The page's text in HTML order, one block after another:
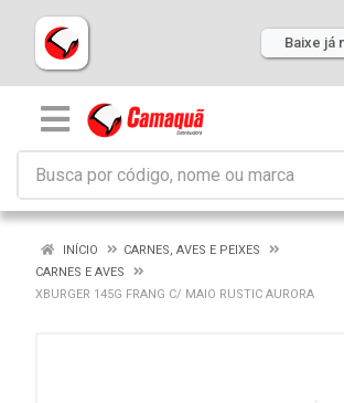
Baixe já
INÍCIO
CARNES, AVES E PEIXES
CARNES E AVES
XBURGER 145G FRANG C/ MAIO RUSTIC AURORA